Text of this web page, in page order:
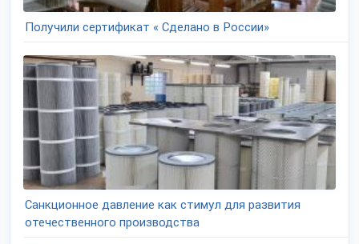
Получили сертификат « Сделано в России»
Санкционное давление как стимул для развития
отечественного производства